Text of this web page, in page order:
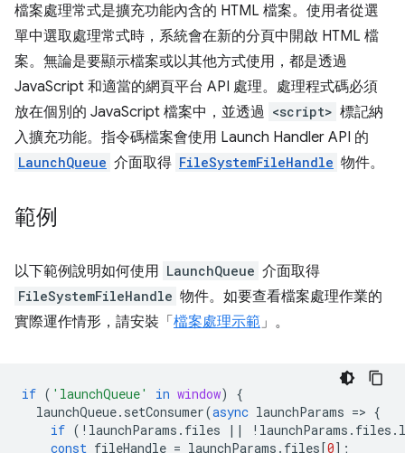
檔案處理常式是擴充功能內含的 HTML 檔案。使用者從選
單中選取處理常式時，系統會在新的分頁中開啟 HTML 檔
案。無論是要顯示檔案或以其他方式使用，都是透過
JavaScript 和適當的網頁平台 API 處理。處理程式碼必須
放在個別的 JavaScript 檔案中，並透過 <script> 標記納
入擴充功能。指令碼檔案會使用 Launch Handler API 的
LaunchQueue 介面取得 FileSystemFileHandle 物件。
範例
以下範例說明如何使用 LaunchQueue 介面取得
FileSystemFileHandle 物件。如要查看檔案處理作業的
實際運作情形，請安裝「檔案處理示範 」。
if ( 'launchQueue' in window)
{
launchQueue. setConsumer(async launchParams => {
if ( ! launchParams . files || ! launchParams . files .
const fileHandle = launchParams . files[0];